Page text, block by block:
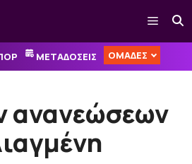
Μενού
ΜΕΤΑΔΟΣΕΙΣ ΟΜΑΔΕΣ
ανανεώσεων